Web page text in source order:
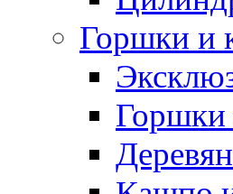
Горшки и
Горшки